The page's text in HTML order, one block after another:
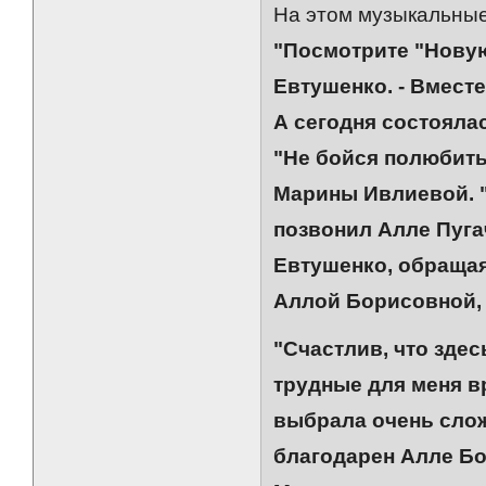
На этом
"Посмотрите
Евтушенко. -
А сегодня
"Не бойся
Марины Ивлиевой.
позвонил Алле
Евтушенко,
Аллой Борисовной,
"Счастлив, что
трудные для меня
выбрала очень
благодарен Алле